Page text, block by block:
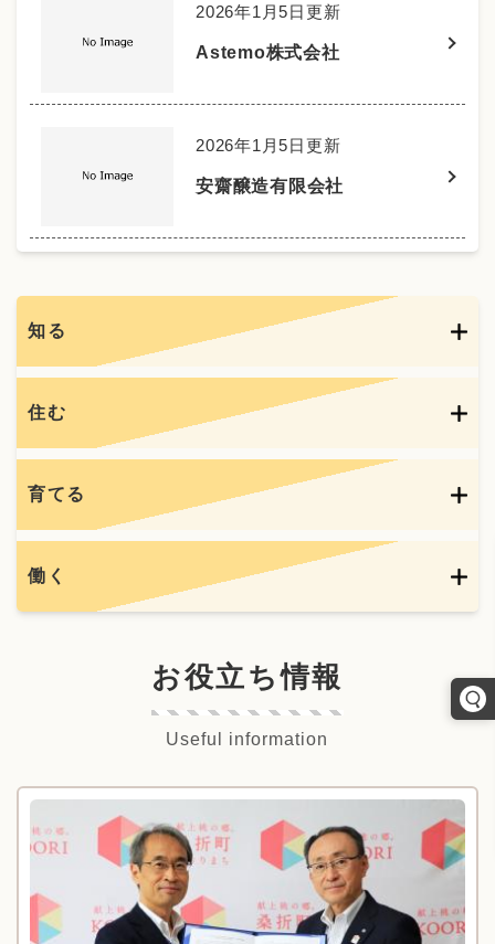
2026年1月5日更新
Astemo株式会社
2026年1月5日更新
安齋醸造有限会社
知る
住む
育てる
働く
お役立ち情報
Useful information